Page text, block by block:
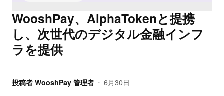
WooshPay、AlphaTokenと提携
し、次世代のデジタル金融インフ
ラを提供
投稿者 WooshPay 管理者 • 6月30日